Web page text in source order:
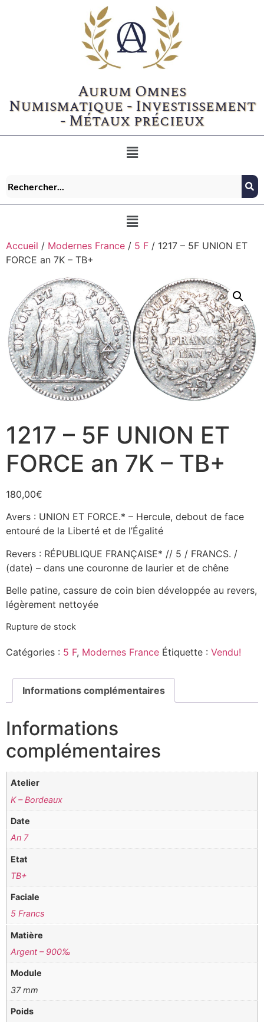
Aurum Omnes
Numismatique - Investissement
- Métaux précieux
Accueil / Modernes France / 5 F / 1217 – 5F UNION ET
FORCE an 7K – TB+
1217 – 5F UNION ET
FORCE an 7K – TB+
180,00€
Avers : UNION ET FORCE.* – Hercule, debout de face
entouré de la Liberté et de l’Égalité
Revers : RÉPUBLIQUE FRANÇAISE* // 5 / FRANCS. /
(date) – dans une couronne de laurier et de chêne
Belle patine, cassure de coin bien développée au revers,
légèrement nettoyée
Rupture de stock
Catégories : 5 F, Modernes France Étiquette : Vendu!
Informations complémentaires
Informations
complémentaires
Atelier
K – Bordeaux
Date
An 7
Etat
TB+
Faciale
5 Francs
Matière
Argent – 900‰
Module
37 mm
Poids